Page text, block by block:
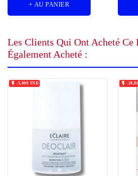
+ AU PANIER
Les Clients Qui Ont Acheté Ce
Également Acheté :
 -5,000 TND -